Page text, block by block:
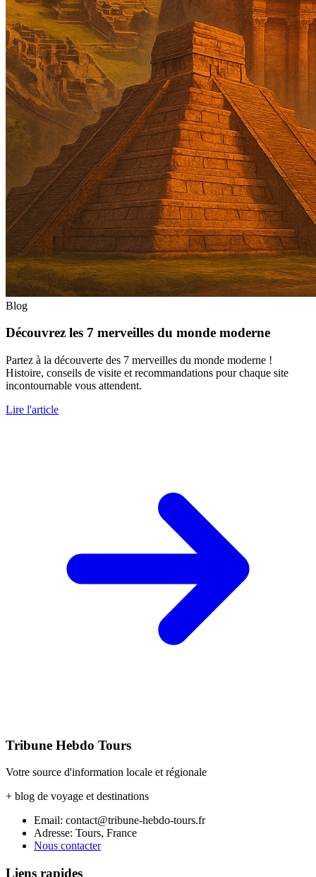
Blog
Découvrez les 7 merveilles du monde moderne
Partez à la découverte des 7 merveilles du monde moderne !
Histoire, conseils de visite et recommandations pour chaque site
incontournable vous attendent.
Lire l'article
Tribune Hebdo Tours
Votre source d'information locale et régionale
+ blog de voyage et destinations
Email: contact@tribune-hebdo-tours.fr
Adresse: Tours, France
Nous contacter
Liens rapides